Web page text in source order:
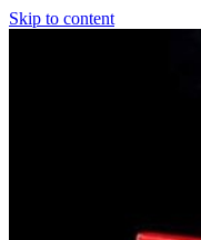
Skip to content